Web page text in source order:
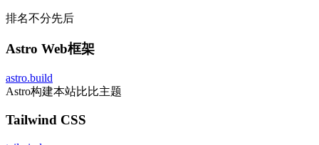
排名不分先后
Astro Web框架
astro.build
Astro构建本站比比主题
Tailwind CSS